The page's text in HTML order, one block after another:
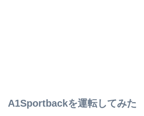
A1Sportbackを運転してみた